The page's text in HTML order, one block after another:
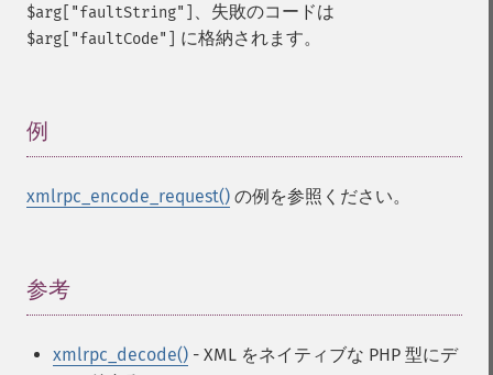
$arg["faultString"] 、失敗のコードは
$arg["faultCode"] に格納されます。
例
xmlrpc_encode_request() の例を参照ください。
参考
xmlrpc_decode() - XML をネイティブな PHP 型にデ